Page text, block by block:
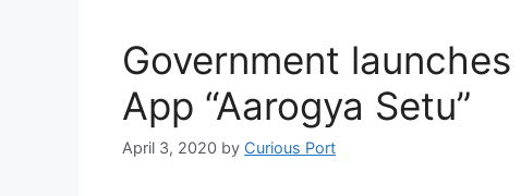
Government
App “Aarogya Setu”
April 3, 2020 by Curious Port